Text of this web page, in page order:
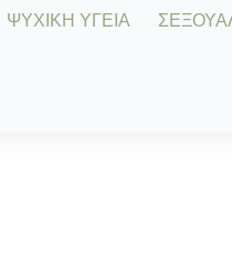
ΨΥΧΙΚΗ ΥΓΕΙΑ